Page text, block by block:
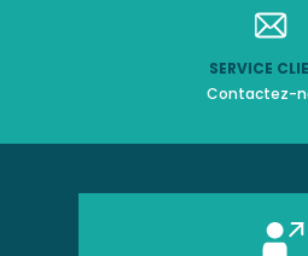
SERVICE
Contactez-